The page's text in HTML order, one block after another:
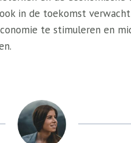
in de toekomst verwacht
te stimuleren en